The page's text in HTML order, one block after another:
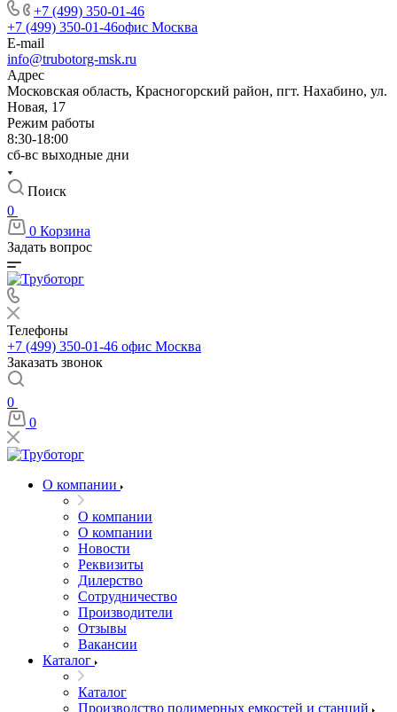
+7 (499) 350-01-46
+7 (499) 350-01-46офис Москва
E-mail
info@trubotorg-msk.ru
Адрес
Московская область, Красногорский район, пгт. Нахабино, ул.
Новая, 17
Режим работы
8:30-18:00
сб-вс выходные дни
Поиск
0
0 Корзина
Задать вопрос
Телефоны
+7 (499) 350-01-46 офис Москва
Заказать звонок
0
0
О компании
О компании
О компании
Новости
Реквизиты
Дилерство
Сотрудничество
Производители
Отзывы
Вакансии
Каталог
Каталог
Производство полимерных емкостей и станций